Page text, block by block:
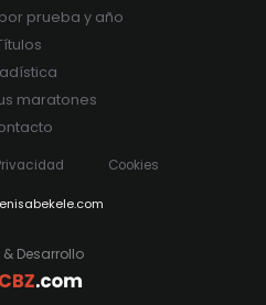
prueba y año
maratones
Cookies
& Desarrollo